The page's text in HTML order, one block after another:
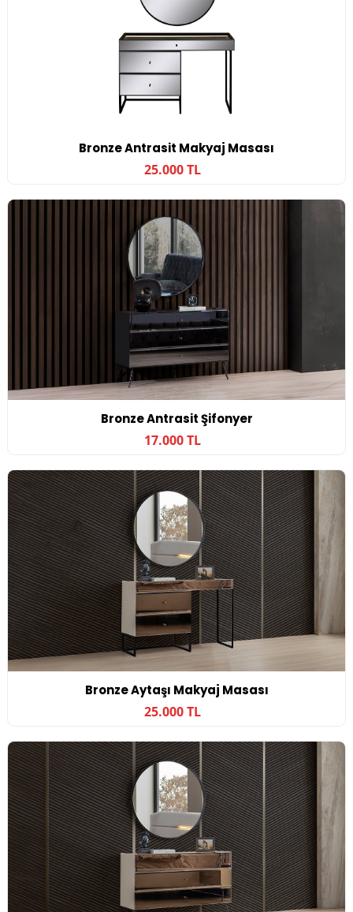
Bronze Antrasit Makyaj Masası
25.000 TL
Bronze Antrasit Şifonyer
17.000 TL
Bronze Aytaşı Makyaj Masası
25.000 TL